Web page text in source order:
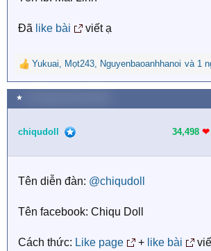
Đã like bài viết ạ
R
e
a
c
i
n
:
Yukuai, Mọt243, Nguyenbaoanhhanoi và 1
★
chiqudoll 34,498 ❤︎
Tên diễn đàn: @chiqudoll
Tên facebook: Chiqu Doll
Cách thức: Like page + like bài